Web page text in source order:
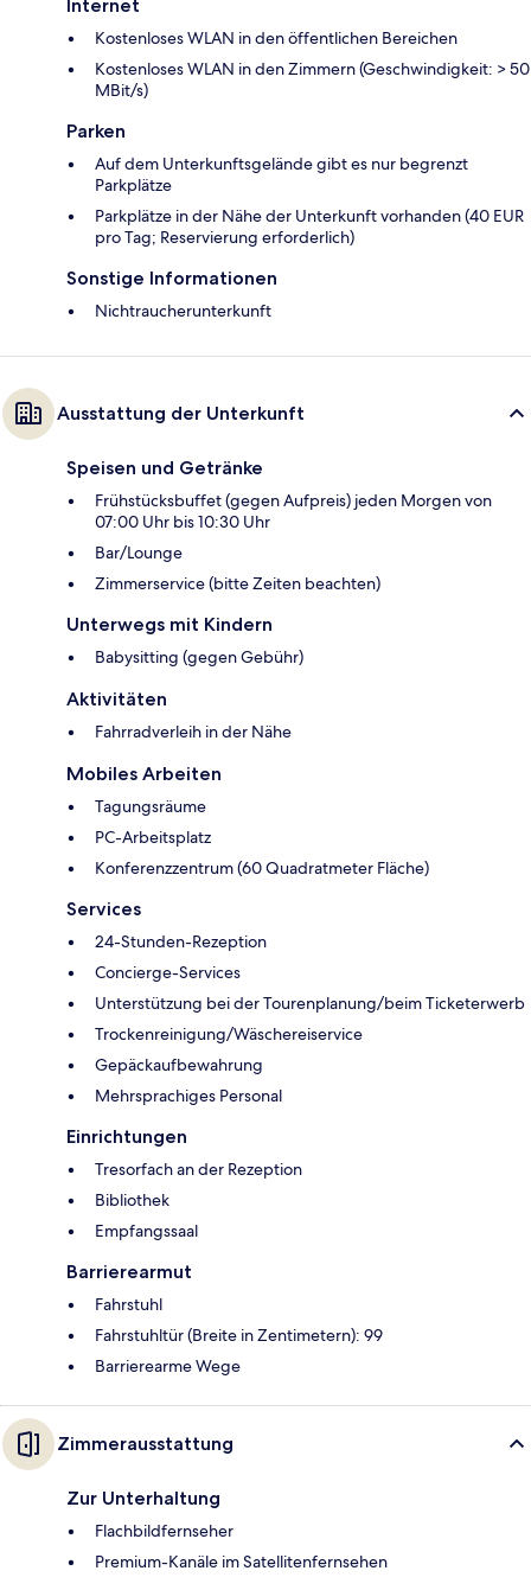
Internet
Kostenloses WLAN in den öffentlichen Bereichen
Kostenloses WLAN in den Zimmern (Geschwindigkeit: > 50
MBit/s)
Parken
Auf dem Unterkunftsgelände gibt es nur begrenzt
Parkplätze
Parkplätze in der Nähe der Unterkunft vorhanden (40 EUR
pro Tag; Reservierung erforderlich)
Sonstige Informationen
Nichtraucherunterkunft
Ausstattung der Unterkunft
Speisen und Getränke
Frühstücksbuffet (gegen Aufpreis) jeden Morgen von
07:00 Uhr bis 10:30 Uhr
Bar/Lounge
Zimmerservice (bitte Zeiten beachten)
Unterwegs mit Kindern
Babysitting (gegen Gebühr)
Aktivitäten
Fahrradverleih in der Nähe
Mobiles Arbeiten
Tagungsräume
PC-Arbeitsplatz
Konferenzzentrum (60 Quadratmeter Fläche)
Services
24-Stunden-Rezeption
Concierge-Services
Unterstützung bei der Tourenplanung/beim Ticketerwerb
Trockenreinigung/Wäschereiservice
Gepäckaufbewahrung
Mehrsprachiges Personal
Einrichtungen
Tresorfach an der Rezeption
Bibliothek
Empfangssaal
Barrierearmut
Fahrstuhl
Fahrstuhltür (Breite in Zentimetern): 99
Barrierearme Wege
Zimmerausstattung
Zur Unterhaltung
Flachbildfernseher
Premium-Kanäle im Satellitenfernsehen